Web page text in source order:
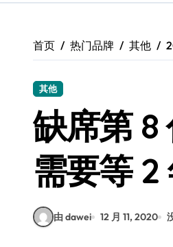
Galaxy C55
Galaxy Z
S25 Ultra颜
首页 热门品牌 其他
其他
缺席第 8
需要等 2
由 dawei 12 月 11, 2020